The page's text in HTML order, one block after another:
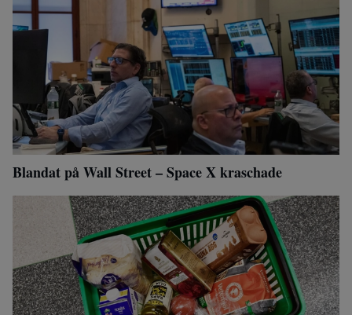
Blandat på Wall Street – Space X kraschade